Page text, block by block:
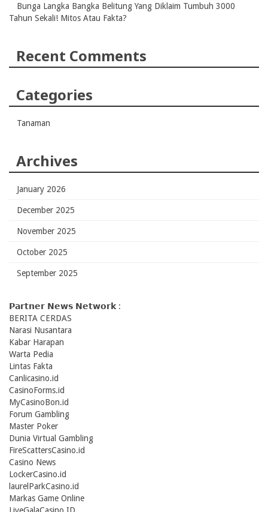
Bunga Langka Bangka Belitung Yang Diklaim Tumbuh 3000
Tahun Sekali! Mitos Atau Fakta?
Recent Comments
Categories
Tanaman
Archives
January 2026
December 2025
November 2025
October 2025
September 2025
𝗣𝗮𝗿𝘁𝗻𝗲𝗿 𝗡𝗲𝘄𝘀 𝗡𝗲𝘁𝘄𝗼𝗿𝗸 :
BERITA CERDAS
Narasi Nusantara
Kabar Harapan
Warta Pedia
Lintas Fakta
Canlicasino.id
CasinoForms.id
MyCasinoBon.id
Forum Gambling
Master Poker
Dunia Virtual Gambling
FireScattersCasino.id
Casino News
LockerCasino.id
laurelParkCasino.id
Markas Game Online
LiveGalaCasino.ID